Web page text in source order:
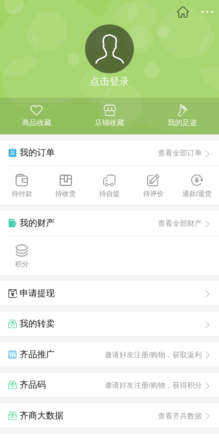
点击登录
商品收藏 店铺收藏 我的足迹
我的订单 查看全部订单
待付款 待收货 待自提 待评价 退款/退货
我的财产 查看全部财产
积分
申请提现
我的转卖
齐品推广 邀请好友注册/购物，获取返利
齐品码 邀请好友注册/购物，获得积分
齐商大数据 查看齐兵数据